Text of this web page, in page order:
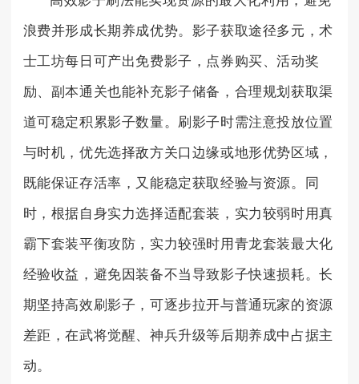
浪费并形成长期养成优势。影子获取途径多元，术
士工坊每日可产出免费影子，点券购买、活动奖
励、副本通关也能补充影子储备，合理规划获取渠
道可稳定积累影子数量。刷影子时需注意投放位置
与时机，优先选择敌方关口边缘或地形优势区域，
既能保证存活率，又能稳定获取经验与资源。同
时，根据自身实力选择适配套装，实力较弱时用真
霸下套装平衡攻防，实力较强时用青龙套装最大化
经验收益，避免因装备不当导致影子快速损耗。长
期坚持高效刷影子，可逐步拉开与普通玩家的资源
差距，在武将觉醒、神兵升级等后期养成中占据主
动。